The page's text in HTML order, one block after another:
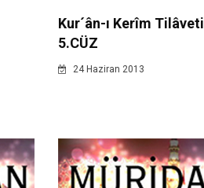
Kur´ân-ı Kerîm Tilâveti
5.CÜZ
24 Haziran 2013